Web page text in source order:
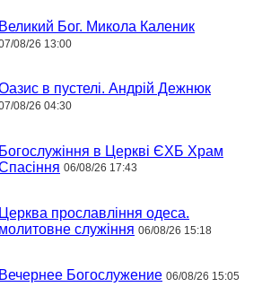
Великий Бог. Микола Каленик
08/26 13:00
в пустелі. Андрій Дежнюк
08/26 04:30
Богослужіння в Церкві ЄХБ Храм
06/08/26 17:43
Церква прославління одеса.
молитовне служіння 06/08/26 15:18
Вечернее Богослужение 06/08/26 15:05